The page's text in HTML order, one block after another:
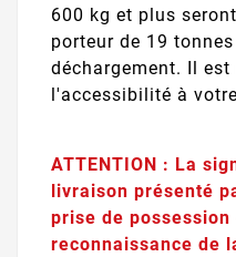
600 kg et plus
porteur de 19
déchargement. Il
l'accessibilité à
ATTENTION : La
livraison présenté
prise de
reconnaissance de